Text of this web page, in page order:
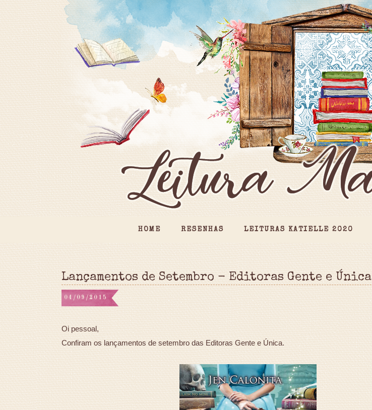
HOME RESENHAS LEITURAS KATIELLE 2020
Lançamentos de Setembro - Editoras Gente e Única
04/09/2015
Oi pessoal,
Confiram os lançamentos de setembro das Editoras Gente e Única.